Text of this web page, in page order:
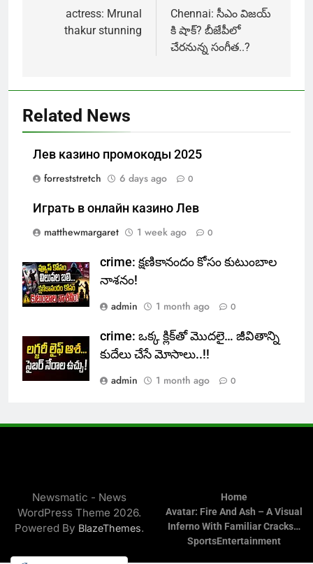
navigation
actress: Mrunal
thakur stunning
Chennai: సీఎం విజయ్‌
కి షాక్? బీజేపీలో
చేరనున్న సంగీత..?
Related News
Лев казино промокоды 2025
forreststretch
6 days ago 0
Играть в онлайн казино Лев
matthewmargaret
1 week ago 0
crime: క్షణికానందం కోసం కుటుంబాల
నాశనం!
admin
1 month ago 0
crime: ఒక్క క్లిక్‌తో మొదలై… జీవితాన్ని
కుదేలు చేసే మోసాలు..!!
admin
1 month ago 0
Newsmatic - News
WordPress Theme 2026.
Powered By BlazeThemes.
Home
Avatar: Fire And Ash – A Visual
Inferno With Familiar Cracks…
SportsEntertainment